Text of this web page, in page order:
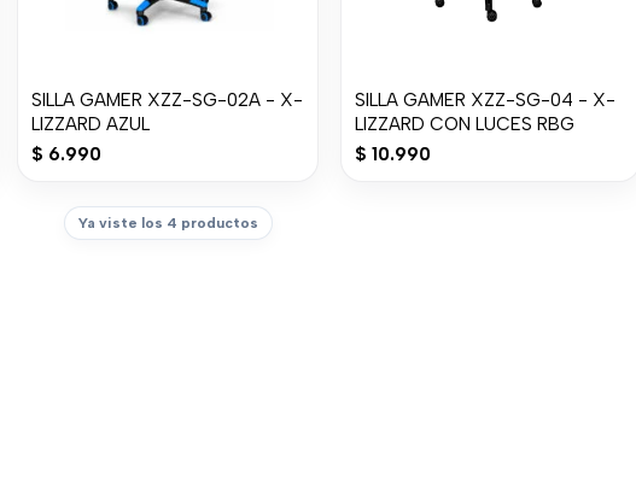
SILLA GAMER XZZ-SG-02A - X-
LIZZARD AZUL
$ 6.990
SILLA GAMER XZZ-SG-04 - X-
LIZZARD CON LUCES RBG
$ 10.990
Ya viste los 4 productos